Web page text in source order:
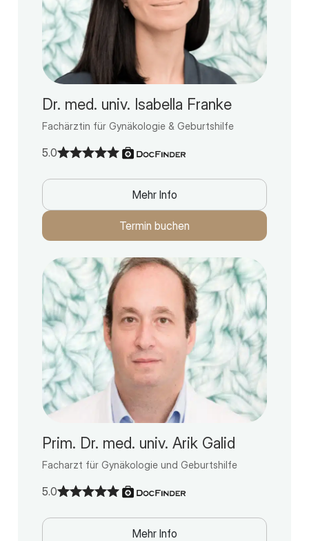
Dr. med. univ. Isabella Franke
Fachärztin für Gynäkologie & Geburtshilfe
5.0
Mehr Info
Termin buchen
Prim. Dr. med. univ. Arik Galid
Facharzt für Gynäkologie und Geburtshilfe
5.0
Mehr Info